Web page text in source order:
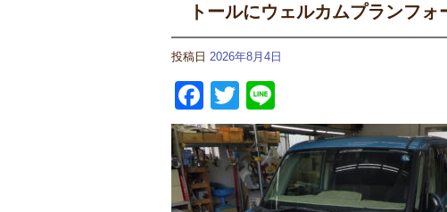
トールにウェルカムプランフ
投稿日 2026年8月4日
Facebook
Twitter